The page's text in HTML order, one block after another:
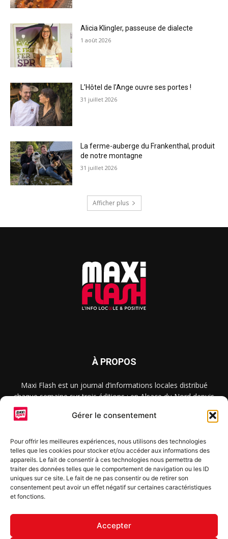
Gérer le consentement
Pour offrir les meilleures expériences, nous utilisons des technologies
telles que les cookies pour stocker et/ou accéder aux informations des
appareils. Le fait de consentir à ces technologies nous permettra de
traiter des données telles que le comportement de navigation ou les ID
uniques sur ce site. Le fait de ne pas consentir ou de retirer son
consentement peut avoir un effet négatif sur certaines caractéristiques
et fonctions.
Accepter
Alicia Klingler, passeuse de dialecte
1 août 2026
L’Hôtel de l’Ange ouvre ses portes !
31 juillet 2026
La ferme-auberge du Frankenthal, produit
de notre montagne
31 juillet 2026
Afficher plus
À PROPOS
Maxi Flash est un journal d’informations locales distribué
chaque semaine sur trois éditions : en Alsace du Nord depuis
2015, dans les secteurs d’Obernai-Molsheim-Erstein depuis
2022, et à Colmar, Vignoble et Plaine depuis 2023.
SUIVEZ-NOUS
S'inscrire à la newsletter